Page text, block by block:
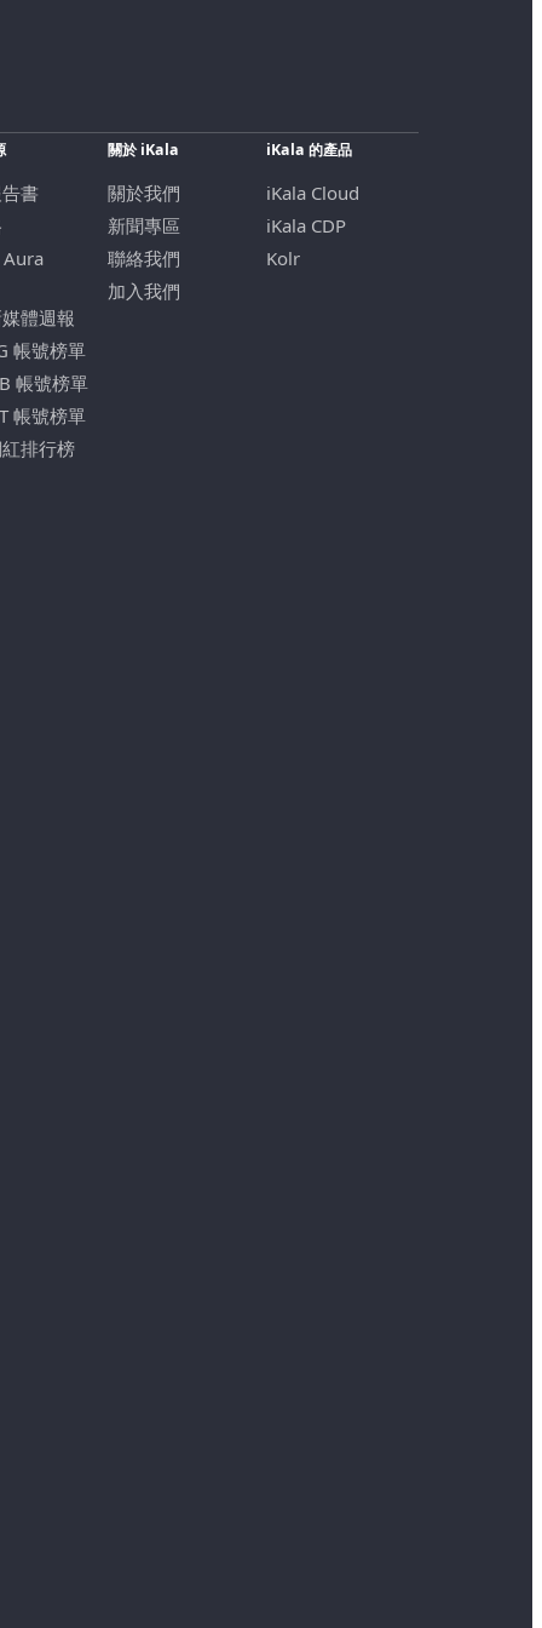
書
體週報
帳號榜單
帳號榜單
帳號榜單
排行榜
關於 iKala
關於我們
新聞專區
聯絡我們
加入我們
iKala 的產品
iKala Cloud
iKala CDP
Kolr